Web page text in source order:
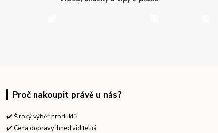
Proč nakoupit právě u nás?
✔️ Široký výběr produktů
✔️ Cena dopravy ihned viditelná